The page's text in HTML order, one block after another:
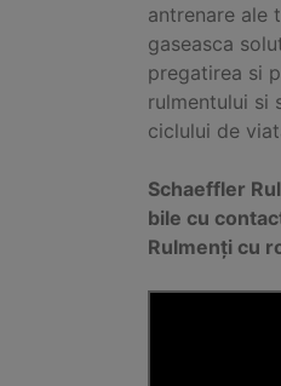
antrenare ale
gaseasca
pregatirea si
rulmentului si
ciclului de
Schaeffler
bile cu
Rulmenți cu